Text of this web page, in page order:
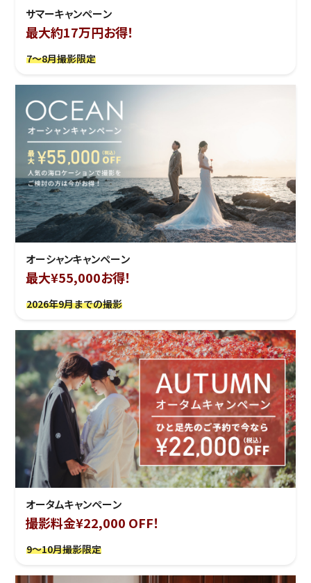
サマーキャンペーン
最大約17万円お得！
7～8月撮影限定
オーシャンキャンペーン
最大¥55,000お得！
2026年9月までの撮影
オータムキャンペーン
撮影料金¥22,000 OFF！
9～10月撮影限定